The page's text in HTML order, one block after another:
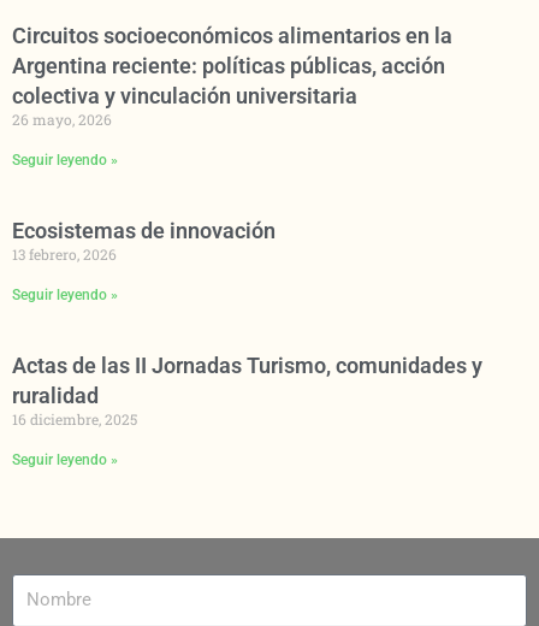
Circuitos socioeconómicos alimentarios en la
Argentina reciente: políticas públicas, acción
colectiva y vinculación universitaria
26 mayo, 2026
Seguir leyendo »
Ecosistemas de innovación
13 febrero, 2026
Seguir leyendo »
Actas de las II Jornadas Turismo, comunidades y
ruralidad
16 diciembre, 2025
Seguir leyendo »